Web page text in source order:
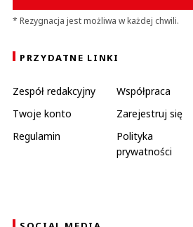
* Rezygnacja jest możliwa w każdej chwili.
PRZYDATNE LINKI
Zespół redakcyjny Współpraca
Twoje konto
Zarejestruj się
Regulamin
Polityka
prywatności